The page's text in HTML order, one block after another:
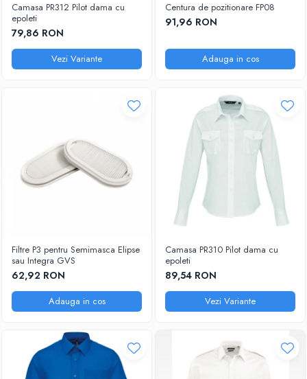
Camasa PR312 Pilot dama cu
epoleti
79,86 RON
Vezi Variante
Centura de pozitionare FP08
91,96 RON
Adauga in cos
Filtre P3 pentru Semimasca Elipse
sau Integra GVS
62,92 RON
Adauga in cos
Camasa PR310 Pilot dama cu
epoleti
89,54 RON
Vezi Variante